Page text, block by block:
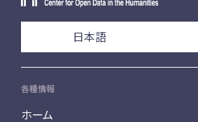
日本語
各種情報
ホーム